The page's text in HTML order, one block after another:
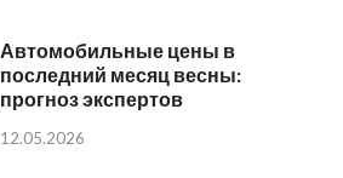
Автомобильные цены в
последний месяц весны:
прогноз экспертов
12.05.2026